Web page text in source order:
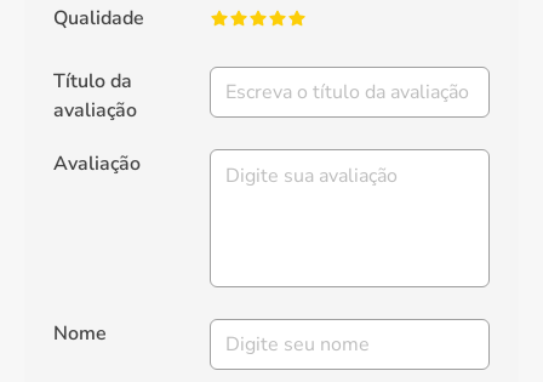
Qualidade
Título da
avaliação
Avaliação
Nome